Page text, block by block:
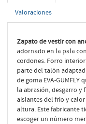
Valoraciones
Zapato de vestir con
adornado en la pala
cordones. Forro
parte del talón
de goma EVA-GUMFLY
la abrasión, desgarro y
aislantes del frío y
altura. Este fabricante
escoger un número